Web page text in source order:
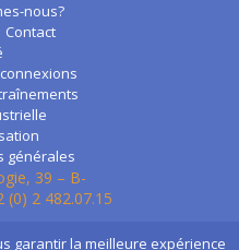
nous?
Contact
générales
39 – B-
(0) 2 482.07.15
garantir la meilleure expérience